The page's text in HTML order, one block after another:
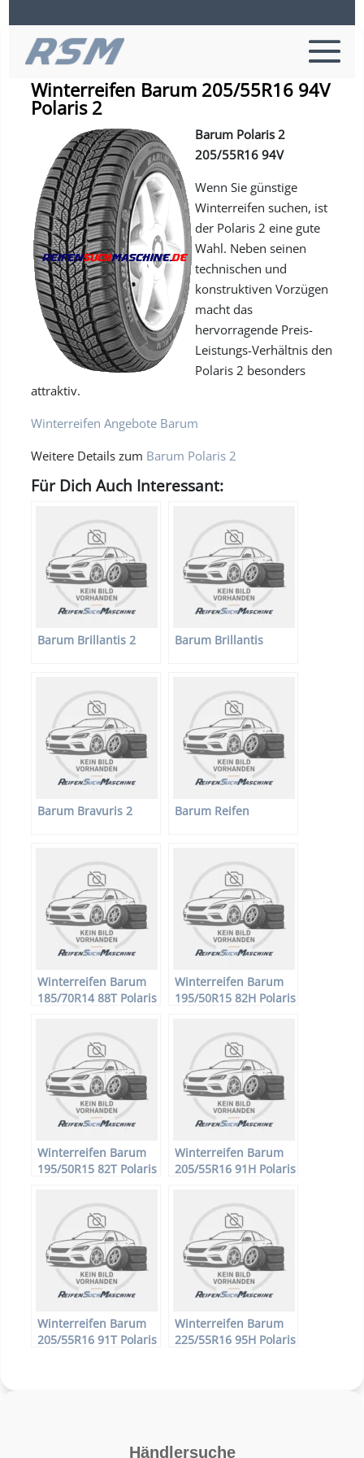
Informationen zu Barum Reifen
Winterreifen Barum 205/55R16 94V
Polaris 2
Barum Polaris 2
205/55R16 94V
Wenn Sie günstige
Winterreifen suchen, ist
der Polaris 2 eine gute
Wahl. Neben seinen
technischen und
konstruktiven Vorzügen
macht das
hervorragende Preis-
Leistungs-Verhältnis den
Polaris 2 besonders
attraktiv.
Winterreifen Angebote Barum
Weitere Details zum Barum Polaris 2
Für Dich Auch Interessant:
Barum Brillantis 2 Barum Brillantis
Barum Bravuris 2 Barum Reifen
Winterreifen Barum
185/70R14 88T Polaris
Winterreifen Barum
195/50R15 82H Polaris
Winterreifen Barum
195/50R15 82T Polaris
Winterreifen Barum
205/55R16 91H Polaris
Winterreifen Barum
205/55R16 91T Polaris
Winterreifen Barum
225/55R16 95H Polaris
Händlersuche